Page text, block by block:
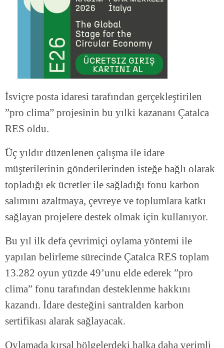
İsviçre posta idaresi tarafından gerçekleştirilen
”pro clima” projesinin bu yılki kazananı Çatalca
RES oldu.
Üç yıldır düzenlenen çalışma ile idare
müşterilerinin gönderilerinden isteğe bağlı olarak
topladığı ek ücretler ile sağladığı fonu karbon
salımını azaltmaya, çevreye ve toplumlara katkı
sağlayan projelere destek olmak için kullanıyor.
Bu yıl ilk defa çevrimiçi oylama yöntemi ile
yapılan belirleme sürecinde Çatalca RES toplam
13.282 oyun yüzde 49’unu elde ederek ”pro
clima” fonu tarafından desteklenme hakkını
kazandı. İdare desteğini santralden karbon
sertifikası alarak sağlayacak.
Oylamada kırsal bölgelerdeki halka daha verimli